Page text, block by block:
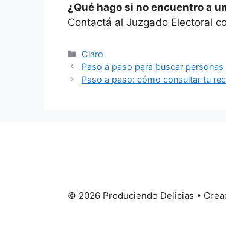
¿Qué hago si no encuentro a
Contactá al Juzgado Electoral
Categorías
Claro
Paso a paso para buscar
Paso a paso: cómo consultar tu
© 2026 Produciendo Delicias •